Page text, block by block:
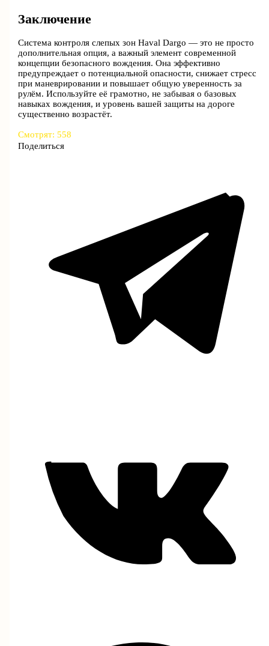
Заключение
Система контроля слепых зон Haval Dargo — это не просто
дополнительная опция, а важный элемент современной
концепции безопасного вождения. Она эффективно
предупреждает о потенциальной опасности, снижает стресс
при маневрировании и повышает общую уверенность за
рулём. Используйте её грамотно, не забывая о базовых
навыках вождения, и уровень вашей защиты на дороге
существенно возрастёт.
Смотрят: 558
Поделиться